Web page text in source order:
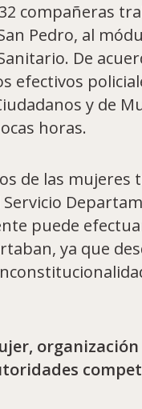
compañeras
Pedro, al
De
efectivos
y de
horas.
de las mujeres
puede
ya que